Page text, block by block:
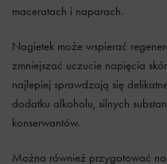
maceratach i naparach.
Nagietek może wspierać
zmniejszać uczucie napięcia
najlepiej sprawdzają się
dodatku alkoholu, silnych
konserwantów.
Można również przygotować